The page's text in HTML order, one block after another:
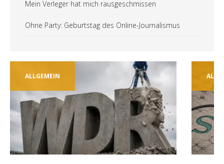
Mein Verleger hat mich rausgeschmissen
Ohne Party: Geburtstag des Online-Journalismus
ALLGEMEIN